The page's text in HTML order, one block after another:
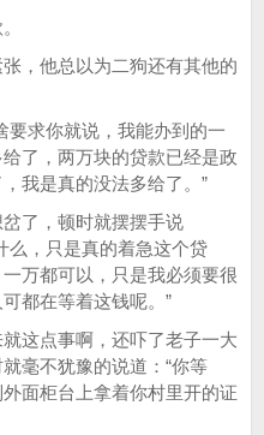
，他总以为二狗还有其他的
要求你就说，我能办到的一
了，两万块的贷款已经是政
我是真的没法多给了。”
了，顿时就摆摆手说
么，只是真的着急这个贷
万都可以，只是我必须要很
都在等着这钱呢。”
这点事啊，还吓了老子一大
毫不犹豫的说道：“你等
面柜台上拿着你村里开的证